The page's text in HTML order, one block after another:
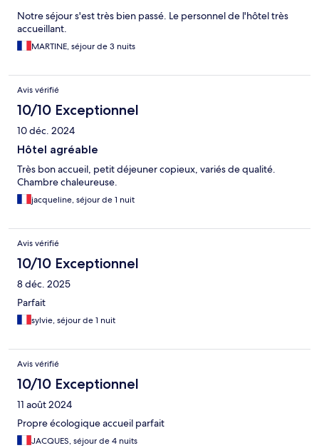
Notre séjour s'est très bien passé. Le personnel de l'hôtel très
accueillant.
MARTINE, séjour de 3 nuits
Avis vérifié
10/10 Exceptionnel
10 déc. 2024
Hôtel agréable
Très bon accueil, petit déjeuner copieux, variés de qualité.
Chambre chaleureuse.
jacqueline, séjour de 1 nuit
Avis vérifié
10/10 Exceptionnel
8 déc. 2025
Parfait
sylvie, séjour de 1 nuit
Avis vérifié
10/10 Exceptionnel
11 août 2024
Propre écologique accueil parfait
JACQUES, séjour de 4 nuits